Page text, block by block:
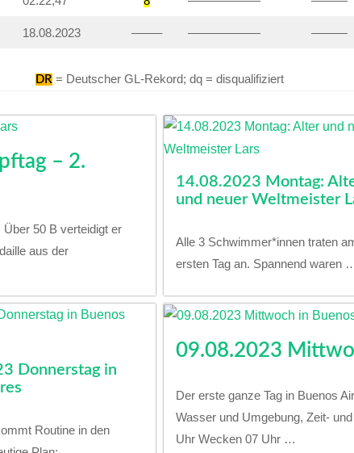
18.08.2023 ——– —————— ———
DR = Deutscher GL-Rekord; dq = disqualifiziert
– 2.
50 B verteidigt er
aus der
14.08.2023 Montag:
und neuer Weltmeister
Alle 3 Schwimmer*innen traten
ersten Tag an. Spannend waren
Donnerstag in
Routine in den
09.08.2023
Der erste ganze Tag in Buenos
Wasser und Umgebung, Zeit-
Uhr Wecken 07 Uhr …